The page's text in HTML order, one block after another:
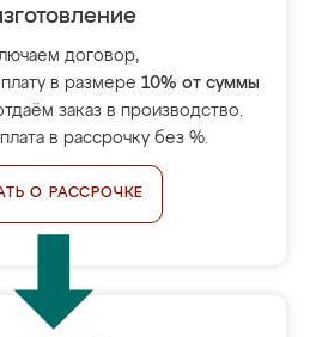
договор,
в размере 10% от суммы
заказ в производство.
в рассрочку без %.
О РАССРОЧКЕ